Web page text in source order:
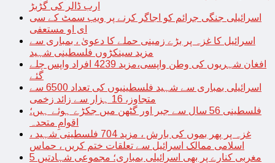
ارب ڈالر کی گڑبڑ
اسرائیلی جنگی جرائم کو اجاگر کرنے پر ویب سمٹ کے سی
ای او مستعفی
اسرائیل کا غزہ پر بڑے زمینی حملے کا دعویٰ ، بمباری سے
مزید سینکڑوں فلسطینی شہید
افغان شہریوں کی وطن واپسی،مزید 4239 افراد واپس چلے
گئے
اسرائیلی بمباری سے شہید فلسطینیوں کی تعداد 6500 سے
متجاوز، 16 ہزار سے زائد زخمی
فلسطینی 56 سال سے جبر اور گٹھن میں جکڑے ہوئے ہیں؛
اقوامِ متحدہ
غزہ پر پھر بموں کی بارش ، مزید 704 فلسطینی شہید ،
اسلامی ممالک اسرائیل سے تعلقات ختم کریں ، حماس
مغربی کنارے پر بھی اسرائیلی بمباری؛ مجموعی شہادتیں 5